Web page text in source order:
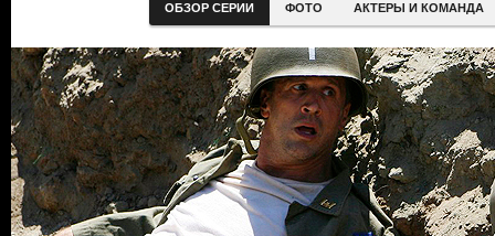
ОБЗОР СЕРИИ ФОТО АКТЕРЫ И КОМАНДА